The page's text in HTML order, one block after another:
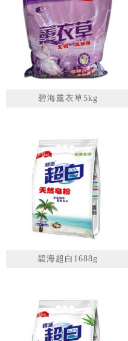
碧海薰衣草5kg
碧海超白1688g